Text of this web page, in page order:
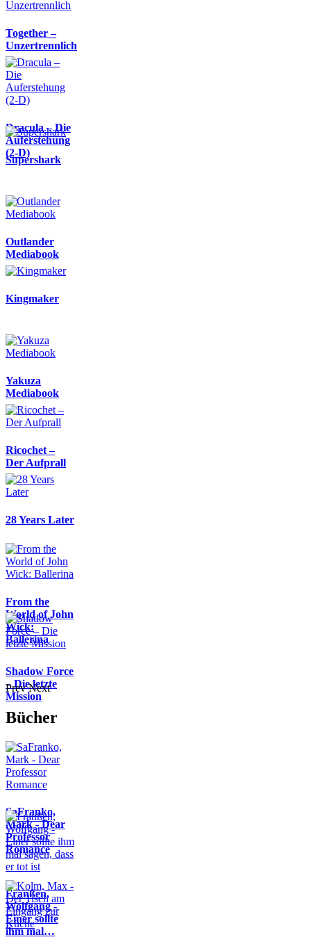
Together –
Unzertrennlich
Dracula – Die
Auferstehung
(2-D)
Supershark
Outlander
Mediabook
Kingmaker
Yakuza
Mediabook
Ricochet –
Der Aufprall
28 Years Later
From the
World of John
Wick:
Ballerina
Shadow Force
– Die letzte
Mission
Prev Next
Bücher
SaFranko,
Mark - Dear
Professor
Romance
Franßen,
Wolfgang -
Einer sollte
ihm mal…